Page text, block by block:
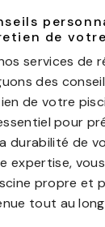
de
services de
des
de votre
pour
durabilité de
expertise,
propre et
tout au long